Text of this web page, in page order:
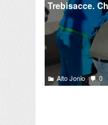
Trebisacce.
Alto Jonio 0